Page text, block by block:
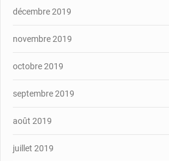
décembre 2019
novembre 2019
octobre 2019
septembre 2019
août 2019
juillet 2019